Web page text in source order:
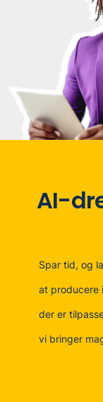
AI-
Spar tid, og
at producere
der er
vi bringer